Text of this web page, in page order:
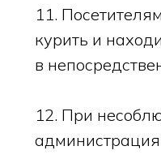
11.
курить и
в
12. При
администрация